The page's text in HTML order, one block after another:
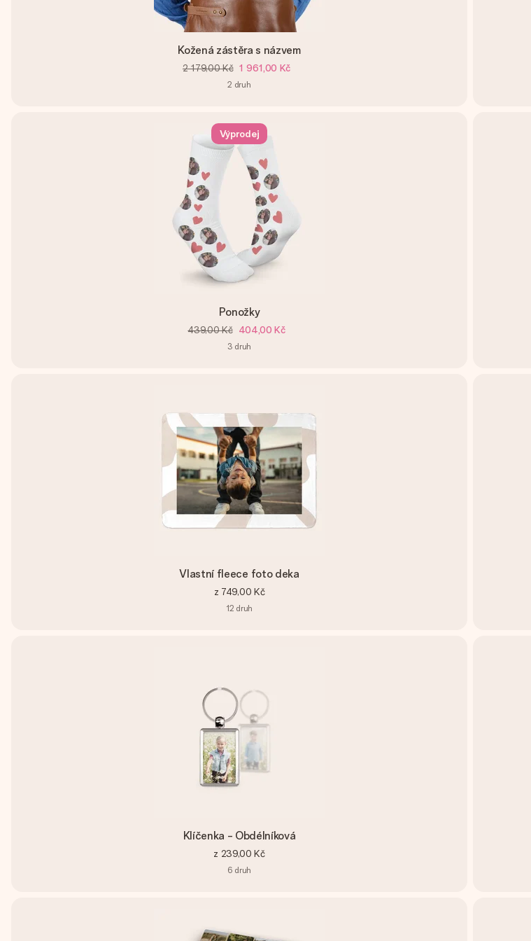
Kožená zástěra s názvem
2 179,00 Kč 1 961,00 Kč
2 druh
Výprodej
Ponožky
439,00 Kč 404,00 Kč
3 druh
Vlastní fleece foto deka
z 749,00 Kč
12 druh
Klíčenka - Obdélníková
z 239,00 Kč
6 druh